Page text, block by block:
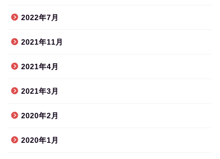
2022年7月
2021年11月
2021年4月
2021年3月
2020年2月
2020年1月